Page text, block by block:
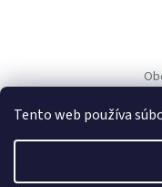
Tento web používa